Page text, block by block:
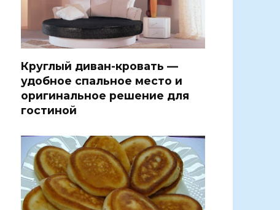
Круглый диван-кровать —
удобное спальное место и
оригинальное решение для
гостиной